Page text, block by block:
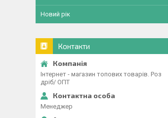
Новий рік
Контакти
Інтернет - магазин топових товарів. Роз
дріб/ ОПТ
Менеджер